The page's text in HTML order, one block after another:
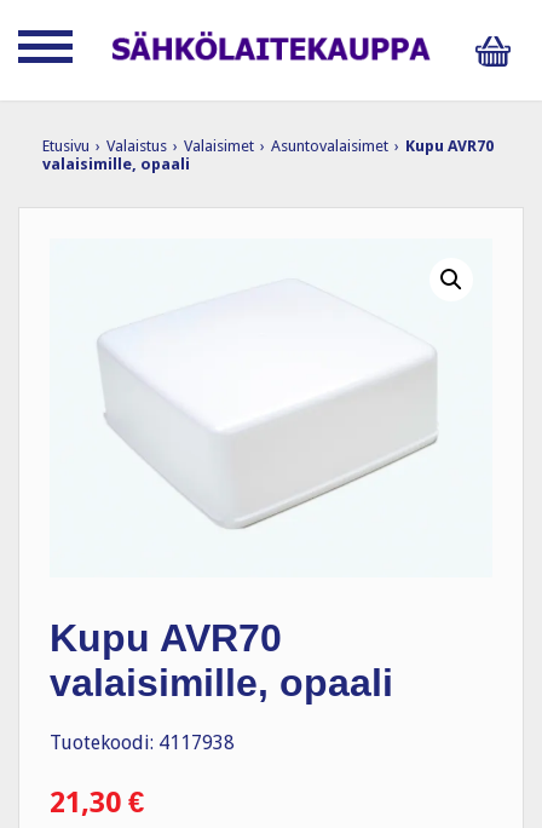
Etusivu › Valaistus › Valaisimet › Asuntovalaisimet › Kupu AVR70
valaisimille, opaali
Kupu AVR70
valaisimille, opaali
Tuotekoodi: 4117938
21,30 €